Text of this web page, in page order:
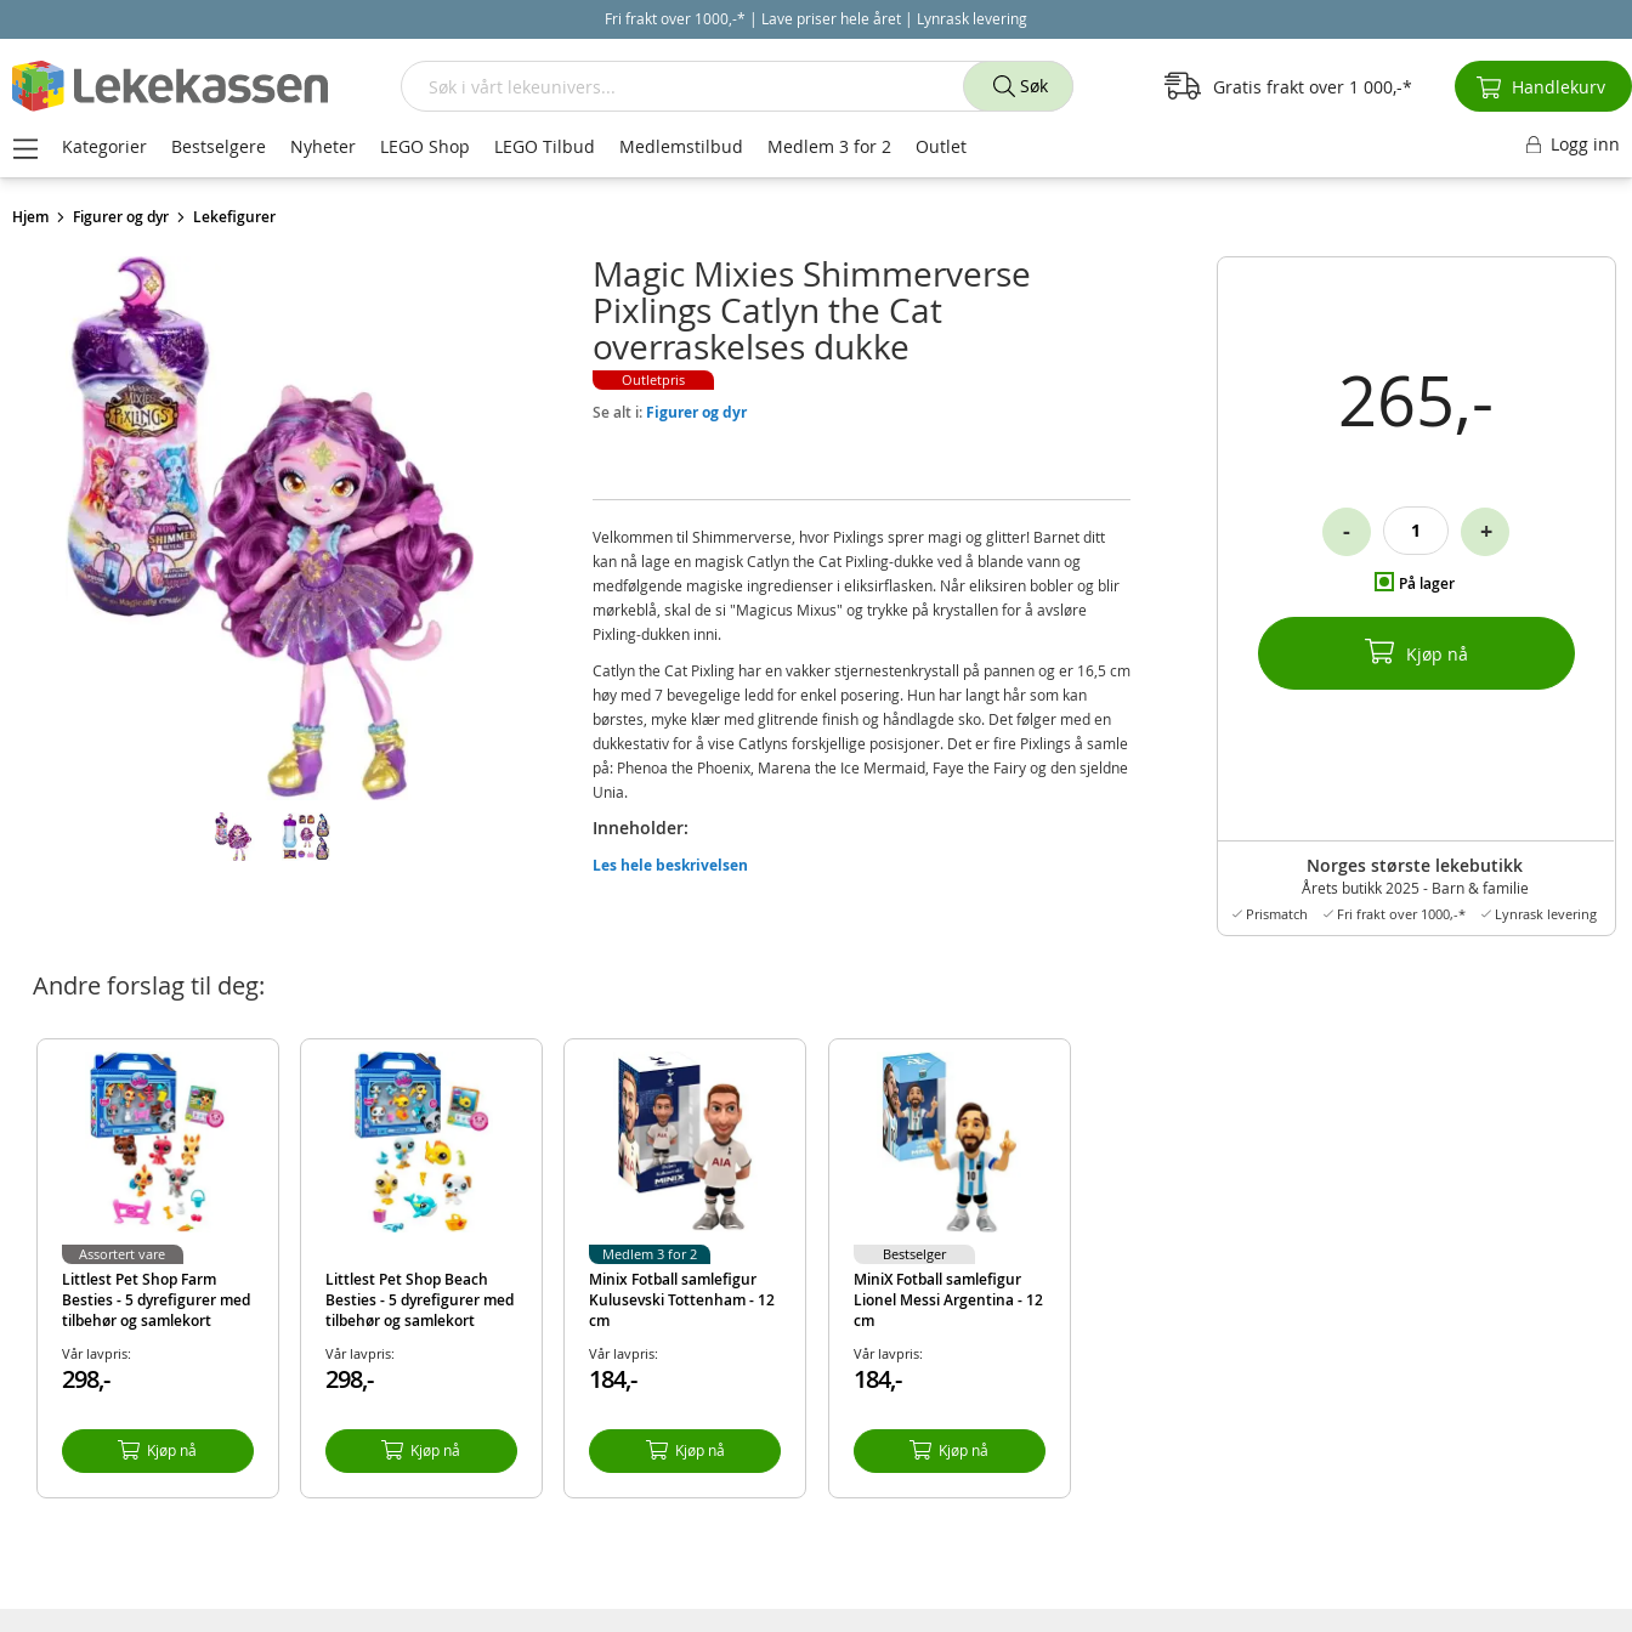
Fri frakt over 1000,-* | Lave priser hele året | Lynrask levering
Hjem Figurer og dyr Lekefigurer
265,-
På lager
- +
Kjøp nå
Norges største lekebutikk
Årets butikk 2025 - Barn & familie
Prismatch Fri frakt over 1000,-* Lynrask levering
Magic Mixies Shimmerverse
Pixlings Catlyn the Cat
overraskelses dukke
Outletpris
Se alt i: Figurer og dyr
Velkommen til Shimmerverse, hvor Pixlings sprer magi og glitter! Barnet ditt
kan nå lage en magisk Catlyn the Cat Pixling-dukke ved å blande vann og
medfølgende magiske ingredienser i eliksirflasken. Når eliksiren bobler og blir
mørkeblå, skal de si "Magicus Mixus" og trykke på krystallen for å avsløre
Pixling-dukken inni.
Catlyn the Cat Pixling har en vakker stjernestenkrystall på pannen og er 16,5 cm
høy med 7 bevegelige ledd for enkel posering. Hun har langt hår som kan
børstes, myke klær med glitrende finish og håndlagde sko. Det følger med en
dukkestativ for å vise Catlyns forskjellige posisjoner. Det er fire Pixlings å samle
på: Phenoa the Phoenix, Marena the Ice Mermaid, Faye the Fairy og den sjeldne
Unia.
Inneholder:
Eliksirflaske
Detaljer:
Mål boks: ca. 30 x 12 x 11 cm
Alder: fra 5 år
Produktdetaljer
Modell
Les hele beskrivelsen
Andre forslag til deg:
Littlest Pet Shop Farm
Besties - 5 dyrefigurer med
tilbehør og samlekort
Vår lavpris:
298,-
Kjøp nå
Assortert vare
Littlest Pet Shop Beach
Besties - 5 dyrefigurer med
tilbehør og samlekort
Vår lavpris:
298,-
Kjøp nå
Minix Fotball samlefigur
Kulusevski Tottenham - 12
cm
Vår lavpris:
184,-
Kjøp nå
Medlem 3 for 2
MiniX Fotball samlefigur
Lionel Messi Argentina - 12
cm
Vår lavpris:
184,-
Kjøp nå
Bestselger
Søk
Søk Gratis frakt over 1 000,- Handlekurv
Kategorier Bestselgere Nyheter LEGO Shop LEGO Tilbud Medlemstilbud Medlem 3 for 2 Outlet Logg inn